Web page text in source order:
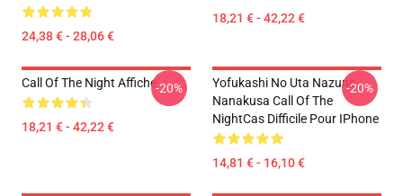
24,38 € - 28,06 €
18,21 € - 42,22 €
Call Of The Night Affiche
18,21 € - 42,22 €
-20%
Yofukashi No Uta Nazuna
Nanakusa Call Of The
NightCas Difficile Pour IPhone
14,81 € - 16,10 €
-20%